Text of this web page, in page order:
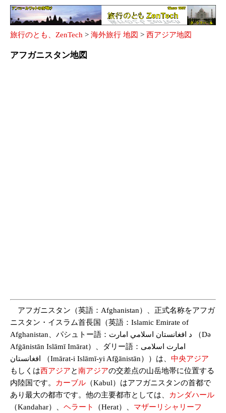
旅行のとも、ZenTech > 海外旅行 地図 > 西アジア地図
アフガニスタン地図
アフガニスタン（英語：Afghanistan）、正式名称をアフガ
ニスタン・イスラム首長国（英語：Islamic Emirate of
Afghanistan、パシュトー語：د افغانستان اسلامي امارت （Də
Afġānistān Islāmī Imārat）、ダリー語：امارت اسلامی
افغانستان （Imārat-i Islāmī-yi Afğānistān））は、 中央アジア
もしくは西アジアと南アジアの交差点の山岳地帯に位置する
内陸国です。
カーブル （Kabul）はアフガニスタンの首都で
あり最大の都市です。他の主要都市としては、
カンダハール
（Kandahar）、 ヘラート （Herat）、 マザーリシャリーフ